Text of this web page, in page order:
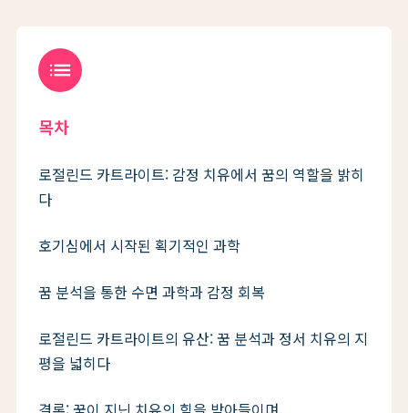
list
목차
로절린드 카트라이트: 감정 치유에서 꿈의 역할을 밝히
다
호기심에서 시작된 획기적인 과학
꿈 분석을 통한 수면 과학과 감정 회복
로절린드 카트라이트의 유산: 꿈 분석과 정서 치유의 지
평을 넓히다